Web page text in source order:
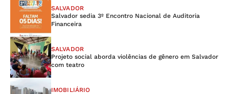
SALVADOR
Salvador sedia 3º Encontro Nacional de Auditoria
Financeira
SALVADOR
Projeto social aborda violências de gênero em Salvador
com teatro
IMOBILIÁRIO